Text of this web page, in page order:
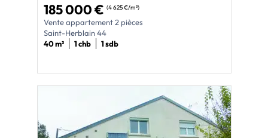
185 000 € (4 625 €/m²)
Vente appartement 2 pièces
Saint-Herblain 44
40 m²
1 chb 1 sdb